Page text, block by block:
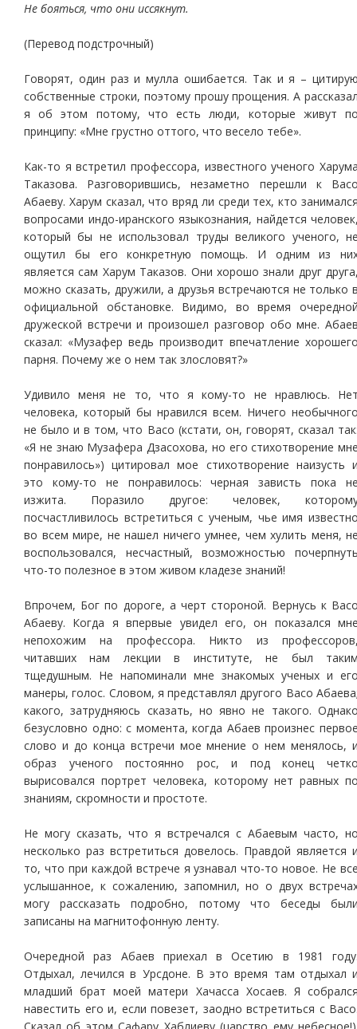
Не бояться, что они иссякнут.
(Перевод подстрочный)
Говорят, один раз и мулла ошибается. Так и я –
собственные строки, поэтому прошу прощения. А
я об этом потому, что есть люди, которые живут
принципу: «Мне грустно оттого, что весело тебе».
Как-то я встретил профессора, известного ученого
Таказова. Разговорившись, незаметно перешли к
Абаеву. Харум сказал, что вряд ли среди тех, кто
вопросами индо-иранского языкознания, найдется
который бы не использовал труды великого ученого,
ощутил бы его конкретную помощь. И одним из
является сам Харум Таказов. Они хорошо знали друг
можно сказать, дружили, а друзья встречаются не только
официальной обстановке. Видимо, во время
дружеской встречи и произошел разговор обо мне.
сказал: «Музафер ведь производит впечатление
парня. Почему же о нем так злословят?»
Удивило меня не то, что я кому-то не нравлюсь.
человека, который бы нравился всем. Ничего
не было и в том, что Васо (кстати, он, говорят, сказал
«Я не знаю Музафера Дзасохова, но его стихотворение
понравилось») цитировал мое стихотворение наизусть
это кому-то не понравилось: черная зависть пока
изжита. Поразило другое: человек,
посчастливилось встретиться с ученым, чье имя
во всем мире, не нашел ничего умнее, чем хулить меня,
воспользовался, несчастный, возможностью
что-то полезное в этом живом кладезе знаний!
Впрочем, Бог по дороге, а черт стороной. Вернусь к
Абаеву. Когда я впервые увидел его, он показался
непохожим на профессора. Никто из
читавших нам лекции в институте, не был
тщедушным. Не напоминали мне знакомых ученых и
манеры, голос. Словом, я представлял другого Васо
какого, затрудняюсь сказать, но явно не такого.
безусловно одно: с момента, когда Абаев произнес
слово и до конца встречи мое мнение о нем менялось,
образ ученого постоянно рос, и под конец
вырисовался портрет человека, которому нет равных
знаниям, скромности и простоте.
Не могу сказать, что я встречался с Абаевым часто,
несколько раз встретиться довелось. Правдой является
то, что при каждой встрече я узнавал что-то новое. Не
услышанное, к сожалению, запомнил, но о двух
могу рассказать подробно, потому что беседы
записаны на магнитофонную ленту.
Очередной раз Абаев приехал в Осетию в 1981
Отдыхал, лечился в Урсдоне. В это время там отдыхал
младший брат моей матери Хачасса Хосаев. Я
навестить его и, если повезет, заодно встретиться с